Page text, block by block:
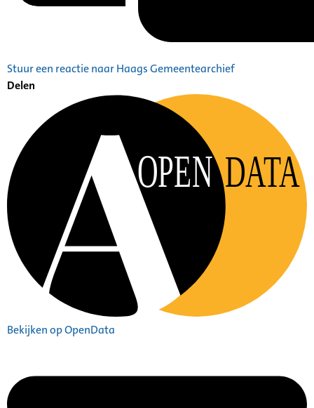
Stuur een reactie naar Haags Gemeentearchief
Delen
OPEN DATA
Bekijken op OpenData